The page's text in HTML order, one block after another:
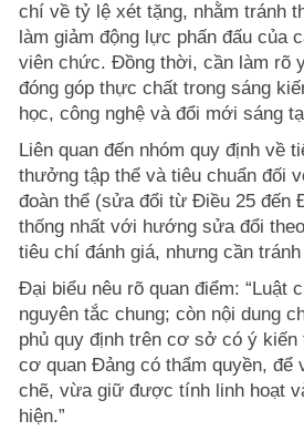
chí về tỷ lệ xét tặng, nhằm tránh
làm giảm động lực phấn đấu của
viên chức. Đồng thời, cần làm rõ
đóng góp thực chất trong sáng
học, công nghệ và đổi mới sáng
Liên quan đến nhóm quy định về
thưởng tập thể và tiêu chuẩn đối
đoàn thể (sửa đổi từ Điều 25 đến
thống nhất với hướng sửa đổi
tiêu chí đánh giá, nhưng cần
Đại biểu nêu rõ quan điểm: “Luật
nguyên tắc chung; còn nội dung
phủ quy định trên cơ sở có ý kiến
cơ quan Đảng có thẩm quyền, để
chẽ, vừa giữ được tính linh hoạt
hiện.”